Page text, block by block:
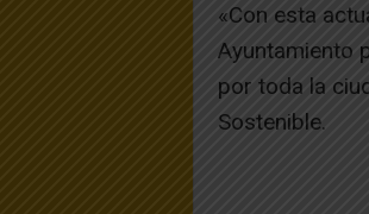
«Con esta
Ayuntamiento
por toda la
Sostenible.